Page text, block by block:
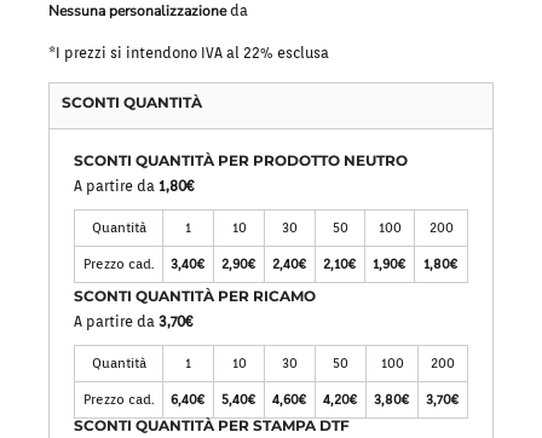
Nessuna personalizzazioneda
*I prezzi si intendono IVA al 22% esclusa
SCONTI QUANTITÀ
SCONTI QUANTITÀ PER PRODOTTO NEUTRO
A partire da 1,80€
Quantità 1 10 30 50 100 200
Prezzo cad. 3,40€ 2,90€ 2,40€ 2,10€ 1,90€ 1,80€
SCONTI QUANTITÀ PER RICAMO
A partire da 3,70€
Quantità 1 10 30 50 100 200
Prezzo cad. 6,40€ 5,40€ 4,60€ 4,20€ 3,80€ 3,70€
SCONTI QUANTITÀ PER STAMPA DTF